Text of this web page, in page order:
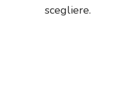
scegliere.